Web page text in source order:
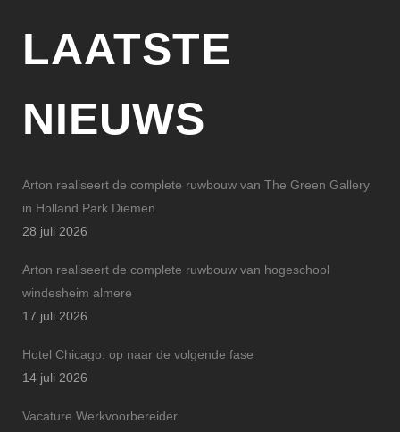
LAATSTE
NIEUWS
Arton realiseert de complete ruwbouw van The Green Gallery
in Holland Park Diemen
28 juli 2026
Arton realiseert de complete ruwbouw van hogeschool
windesheim almere
17 juli 2026
Hotel Chicago: op naar de volgende fase
14 juli 2026
Vacature Werkvoorbereider